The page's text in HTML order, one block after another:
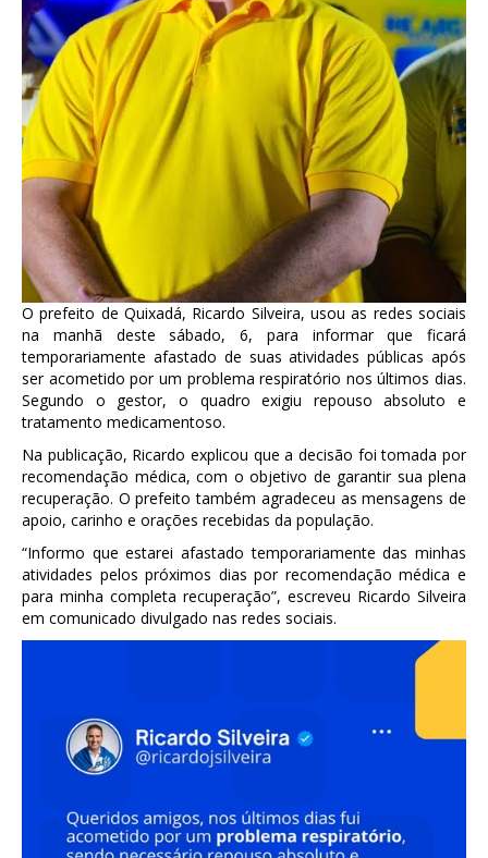
O prefeito de Quixadá, Ricardo Silveira, usou as redes sociais
na manhã deste sábado, 6, para informar que ficará
temporariamente afastado de suas atividades públicas após
ser acometido por um problema respiratório nos últimos dias.
Segundo o gestor, o quadro exigiu repouso absoluto e
tratamento medicamentoso.
Na publicação, Ricardo explicou que a decisão foi tomada por
recomendação médica, com o objetivo de garantir sua plena
recuperação. O prefeito também agradeceu as mensagens de
apoio, carinho e orações recebidas da população.
“Informo que estarei afastado temporariamente das minhas
atividades pelos próximos dias por recomendação médica e
para minha completa recuperação”, escreveu Ricardo Silveira
em comunicado divulgado nas redes sociais.